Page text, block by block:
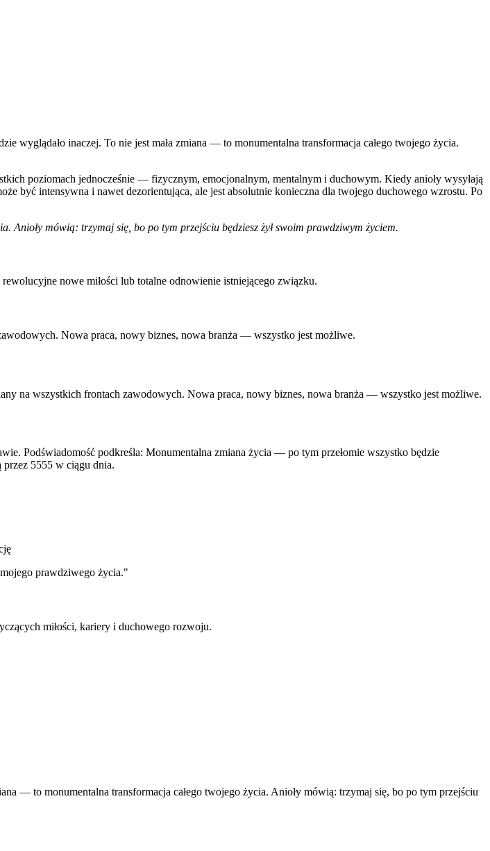
wyglądało inaczej. To nie jest mała zmiana — to monumentalna transformacja całego twojego życia.
poziomach jednocześnie — fizycznym, emocjonalnym, mentalnym i duchowym. Kiedy anioły wysyłają
być intensywna i nawet dezorientująca, ale jest absolutnie konieczna dla twojego duchowego wzrostu. Po
Anioły mówią: trzymaj się, bo po tym przejściu będziesz żył swoim prawdziwym życiem.
nowe miłości lub totalne odnowienie istniejącego związku.
Nowa praca, nowy biznes, nowa branża — wszystko jest możliwe.
na wszystkich frontach zawodowych. Nowa praca, nowy biznes, nowa branża — wszystko jest możliwe.
Podświadomość podkreśla: Monumentalna zmiana życia — po tym przełomie wszystko będzie
przez 5555 w ciągu dnia.
prawdziwego życia."
miłości, kariery i duchowego rozwoju.
— to monumentalna transformacja całego twojego życia. Anioły mówią: trzymaj się, bo po tym przejściu